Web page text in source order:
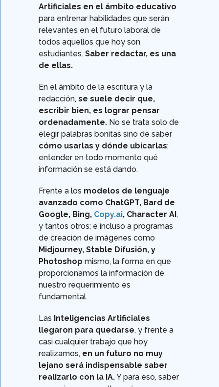
Artificiales en el ámbito educativo
para entrenar habilidades que serán
relevantes en el futuro laboral de
todos aquellos que hoy son
estudiantes. Saber redactar, es una
de ellas.
En el ámbito de la escritura y la
redacción, se suele decir que,
escribir bien, es lograr pensar
ordenadamente. No se trata solo de
elegir palabras bonitas sino de saber
cómo usarlas y dónde ubicarlas;
entender en todo momento qué
información se está dando.
Frente a los modelos de lenguaje
avanzado como ChatGPT, Bard de
Google, Bing, Copy.ai, Character AI,
y tantos otros; e incluso a programas
de creación de imágenes como
Midjourney, Stable Difusión, y
Photoshop mismo, la forma en que
proporcionamos la información de
nuestro requerimiento es
fundamental.
Las Inteligencias Artificiales
llegaron para quedarse, y frente a
casi cualquier trabajo que hoy
realizamos, en un futuro no muy
lejano será indispensable saber
realizarlo con la IA.Y para eso, saber